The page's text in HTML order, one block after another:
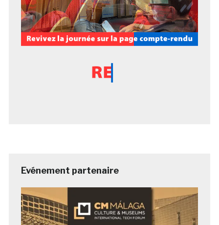
Evénement partenaire